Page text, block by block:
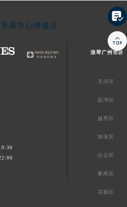
表中心维修点
浪琴广州市区
天河区
荔湾区
越秀区
海珠区
白云区
番禺区
花都区

